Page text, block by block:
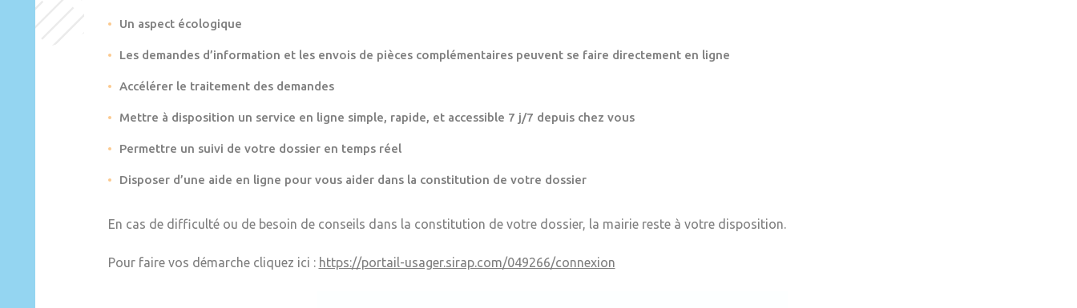
Un aspect écologique
Les demandes d’information et les envois de pièces complémentaires peuvent se faire directement en ligne
Accélérer le traitement des demandes
Mettre à disposition un service en ligne simple, rapide, et accessible 7 j/7 depuis chez vous
Permettre un suivi de votre dossier en temps réel
Disposer d’une aide en ligne pour vous aider dans la constitution de votre dossier
En cas de difficulté ou de besoin de conseils dans la constitution de votre dossier, la mairie reste à votre disposition.
Pour faire vos démarche cliquez ici : https://portail-usager.sirap.com/049266/connexion